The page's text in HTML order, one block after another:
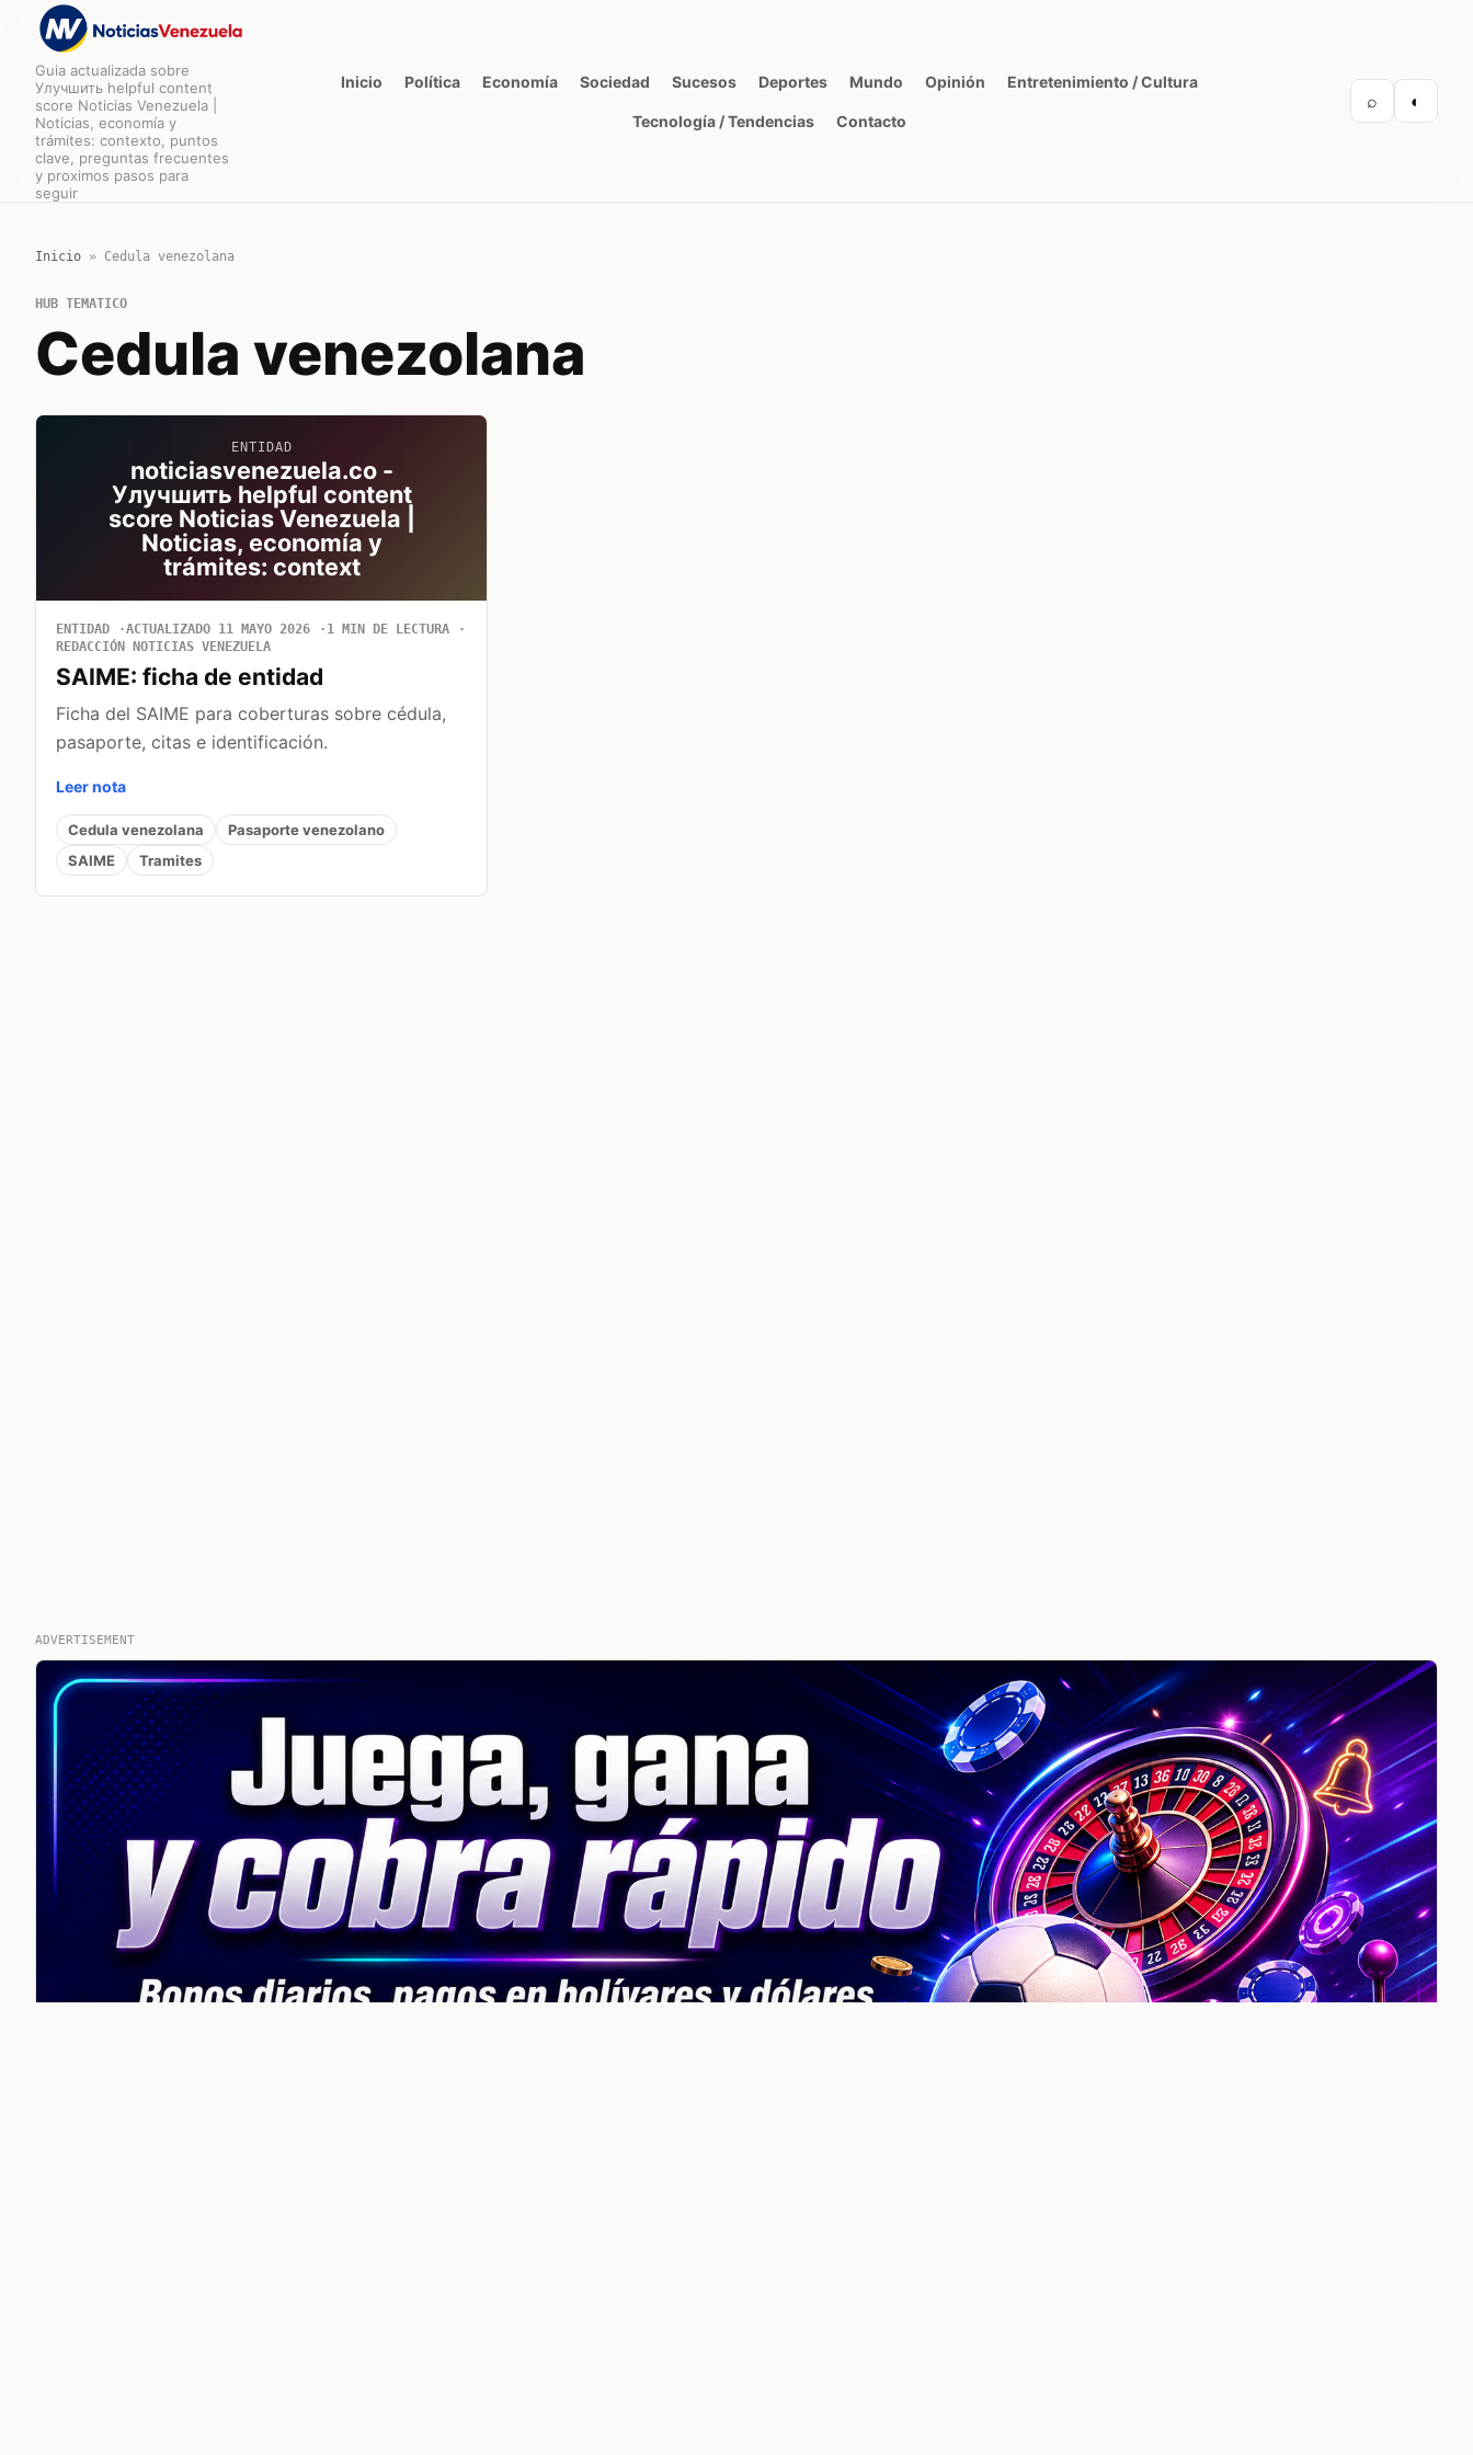
Guia actualizada sobre
Улучшить helpful content
score Noticias Venezuela |
Noticias, economía y
trámites: contexto, puntos
clave, preguntas frecuentes
y proximos pasos para
seguir
Inicio Política Economía Sociedad Sucesos Deportes Mundo Opinión Entretenimiento / Cultura
Tecnología / Tendencias Contacto
⌕ ◐
Inicio » Cedula venezolana
HUB TEMATICO
Cedula venezolana
ENTIDAD
noticiasvenezuela.co -
Улучшить helpful content
score Noticias Venezuela |
Noticias, economía y
trámites: context
ENTIDAD ACTUALIZADO 11 MAYO 2026
1 MIN DE LECTURA
REDACCIÓN NOTICIAS VENEZUELA
SAIME: ficha de entidad
Ficha del SAIME para coberturas sobre cédula,
pasaporte, citas e identificación.
Leer nota
Cedula venezolana
Pasaporte venezolano
SAIME
Tramites
ADVERTISEMENT